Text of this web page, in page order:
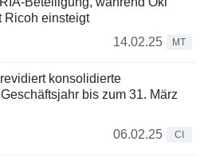
Ricoh einsteigt
14.02.25
MT
konsolidierte
bis zum 31. März
06.02.25
CI